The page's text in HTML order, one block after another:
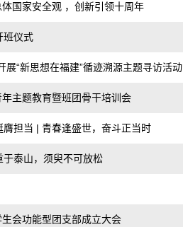
国家安全观 ，创新引领十周年
班仪式
“新思想在福建”循迹溯源主题寻访活动
主题教育暨班团骨干培训会
担当 | 青春逢盛世，奋斗正当时
泰山，须臾不可放松
会功能型团支部成立大会